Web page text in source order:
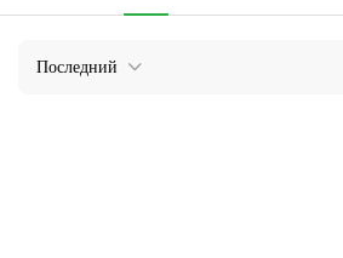
Последний